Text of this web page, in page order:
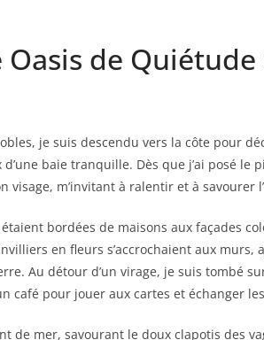
de Quiétude
je suis descendu vers la côte pour
baie tranquille. Dès que j’ai posé le
visage, m’invitant à ralentir et à savourer
étaient bordées de maisons aux façades
en fleurs s’accrochaient aux murs,
Au détour d’un virage, je suis tombé
café pour jouer aux cartes et échanger
de mer, savourant le doux clapotis des